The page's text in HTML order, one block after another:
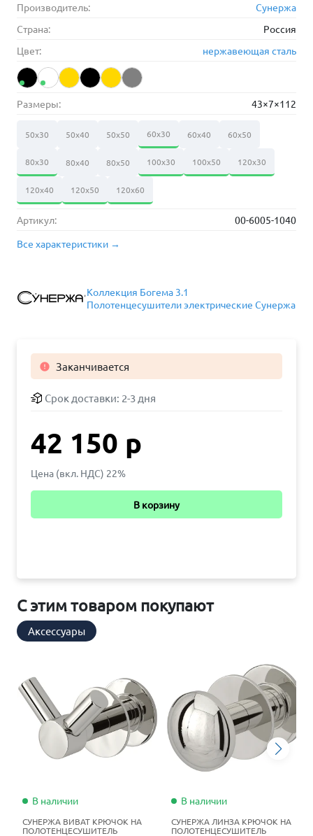
Производитель:
Сунержа
Страна:
Россия
Цвет:
нержавеющая сталь
Размеры: 43×7×112
50х30 50х40 50х50 60х30 60х40 60х50
80х30 80х40 80х50 100х30 100х50 120х30
120х40 120х50 120х60
Артикул:
00-6005-1040
Все характеристики →
Коллекция Богема 3.1
Полотенцесушители электрические Сунержа
 Заканчивается
Срок доставки: 2-3 дня
42 150 р
Цена (вкл. НДС) 22%
В корзину
С этим товаром покупают
Аксессуары
В наличии
СУНЕРЖА ВИВАТ КРЮЧОК НА
ПОЛОТЕНЦЕСУШИТЕЛЬ
В наличии
СУНЕРЖА ЛИНЗА КРЮЧОК НА
ПОЛОТЕНЦЕСУШИТЕЛЬ